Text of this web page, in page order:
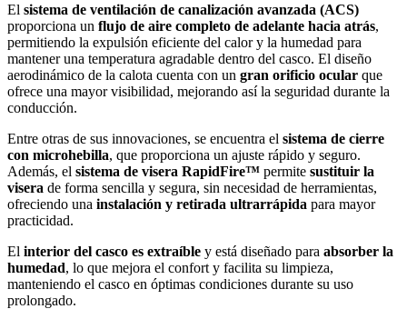
El sistema de ventilación de canalización avanzada (ACS)
proporciona un flujo de aire completo de adelante hacia atrás,
permitiendo la expulsión eficiente del calor y la humedad para
mantener una temperatura agradable dentro del casco. El diseño
aerodinámico de la calota cuenta con un gran orificio ocular que
ofrece una mayor visibilidad, mejorando así la seguridad durante la
conducción.
Entre otras de sus innovaciones, se encuentra el sistema de cierre
con microhebilla, que proporciona un ajuste rápido y seguro.
Además, el sistema de visera RapidFire™ permite sustituir la
visera de forma sencilla y segura, sin necesidad de herramientas,
ofreciendo una instalación y retirada ultrarrápida para mayor
practicidad.
El interior del casco es extraíble y está diseñado para absorber la
humedad, lo que mejora el confort y facilita su limpieza,
manteniendo el casco en óptimas condiciones durante su uso
prolongado.